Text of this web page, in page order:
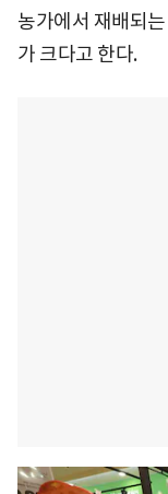
농가에서 재배되
가 크다고 한다.